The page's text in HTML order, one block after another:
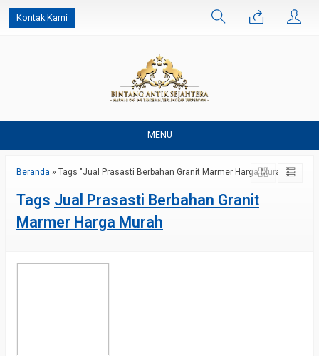
Kontak Kami
MENU
Beranda » Tags "Jual Prasasti Berbahan Granit Marmer Harga Murah"
Tags Jual Prasasti Berbahan Granit
Marmer Harga Murah